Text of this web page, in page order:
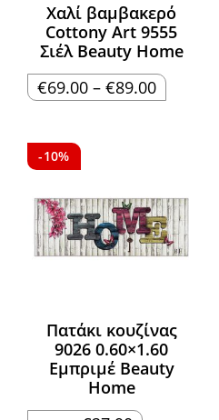
Χαλί βαμβακερό
Cottony Art 9555
Σιέλ Beauty Home
€69.00 – €89.00Price
range:
-10%
Πατάκι κουζίνας
9026 0.60×1.60
Εμπριμέ Beauty
Home